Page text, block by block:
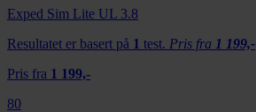
Exped Sim Lite UL 3.8
Resultatet er basert på 1 test. Pris fra 1 199,-
Pris fra 1 199,-
80